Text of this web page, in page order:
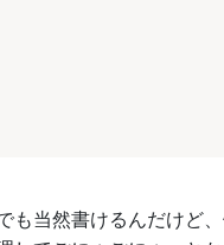
も当然書けるんだけど